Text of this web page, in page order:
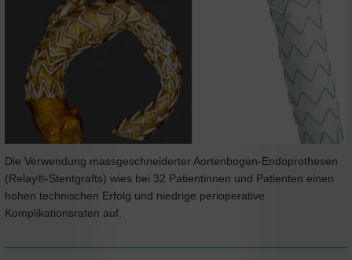
Die Verwendung massgeschneiderter Aortenbogen-Endoprothesen
(Relay®-Stentgrafts) wies bei 32 Patientinnen und Patienten einen
hohen technischen Erfolg und niedrige perioperative
Komplikationsraten auf.